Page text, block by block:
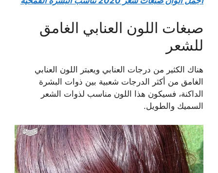
صبغات اللون العنابي الغامق
للشعر
هناك الكثير من درجات العنابي ويعبتر اللون العنابي
الغامق من أكثر الدرجات شعبية بين ذوات البشرة
الداكنة، فسيكون هذا اللون مناسب لذوات الشعر
السميك والطويل.